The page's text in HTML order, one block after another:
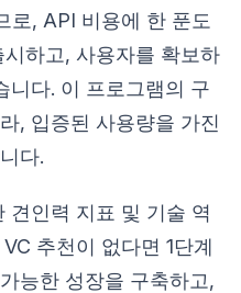
로, API 비용에 한 푼도
하고, 사용자를 확보하
니다. 이 프로그램의 구
, 입증된 사용량을 가진
다.
견인력 지표 및 기술 역
추천이 없다면 1단계
능한 성장을 구축하고,